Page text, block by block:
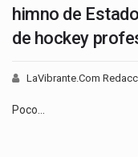
himno de
de hockey
LaVibrante.Com
Poco…